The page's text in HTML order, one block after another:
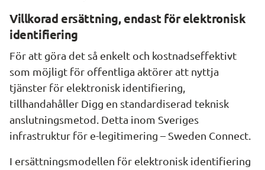
Villkorad ersättning, endast för elektronisk
identifiering
För att göra det så enkelt och kostnadseffektivt
som möjligt för offentliga aktörer att nyttja
tjänster för elektronisk identifiering,
tillhandahåller Digg en standardiserad teknisk
anslutningsmetod. Detta inom Sveriges
infrastruktur för e-legitimering – Sweden Connect.
I ersättningsmodellen för elektronisk identifiering